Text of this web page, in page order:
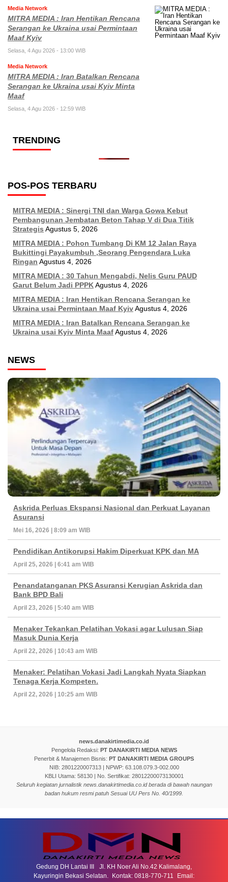
Media Network
MITRA MEDIA : Iran Hentikan Rencana
Serangan ke Ukraina usai Permintaan
Maaf Kyiv
Selasa, 4 Agu 2026 - 13:00 WIB
Media Network
MITRA MEDIA : Iran Batalkan Rencana
Serangan ke Ukraina usai Kyiv Minta
Maaf
Selasa, 4 Agu 2026 - 12:59 WIB
TRENDING
POS-POS TERBARU
MITRA MEDIA : Sinergi TNI dan Warga Gowa Kebut
Pembangunan Jembatan Beton Tahap V di Dua Titik
Strategis Agustus 5, 2026
MITRA MEDIA : Pohon Tumbang Di KM 12 Jalan Raya
Bukittingi Payakumbuh ,Seorang Pengendara Luka
Ringan Agustus 4, 2026
MITRA MEDIA : 30 Tahun Mengabdi, Nelis Guru PAUD
Garut Belum Jadi PPPKAgustus 4, 2026
MITRA MEDIA : Iran Hentikan Rencana Serangan ke
Ukraina usai Permintaan Maaf KyivAgustus 4, 2026
MITRA MEDIA : Iran Batalkan Rencana Serangan ke
Ukraina usai Kyiv Minta MaafAgustus 4, 2026
NEWS
Askrida Perluas Ekspansi Nasional dan Perkuat Layanan
Asuransi
Mei 16, 2026 | 8:09 am WIB
Pendidikan Antikorupsi Hakim Diperkuat KPK dan MA
April 25, 2026 | 6:41 am WIB
Penandatanganan PKS Asuransi Kerugian Askrida dan
Bank BPD Bali
April 23, 2026 | 5:40 am WIB
Menaker Tekankan Pelatihan Vokasi agar Lulusan Siap
Masuk Dunia Kerja
April 22, 2026 | 10:43 am WIB
Menaker: Pelatihan Vokasi Jadi Langkah Nyata Siapkan
Tenaga Kerja Kompeten.
April 22, 2026 | 10:25 am WIB
news.danakirtimedia.co.id
Pengelola Redaksi: PT DANAKIRTI MEDIA NEWS
Penerbit & Manajemen Bisnis: PT DANAKIRTI MEDIA GROUPS
NIB: 2801220007313 | NPWP: 63.108.079.3-002.000
KBLI Utama: 58130 | No. Sertifikat: 28012200073130001
Seluruh kegiatan jurnalistik news.danakirtimedia.co.id berada di bawah naungan
badan hukum resmi patuh Sesuai UU Pers No. 40/1999.
Gedung DH Lantai III Jl. KH Noer Ali No.42 Kalimalang,
Kayuringin Bekasi Selatan. Kontak: 0818-770-711 Email: